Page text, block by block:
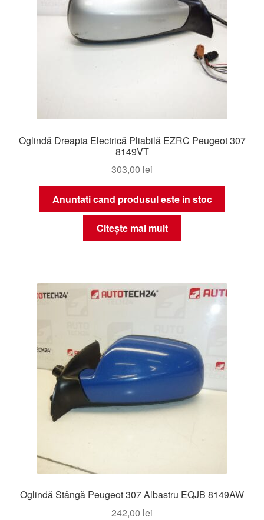
Oglindă Dreapta Electrică Pliabilă EZRC Peugeot 307
8149VT
303,00 lei
Anuntati cand produsul este in stoc
Citește mai mult
Oglindă Stângă Peugeot 307 Albastru EQJB 8149AW
242,00 lei